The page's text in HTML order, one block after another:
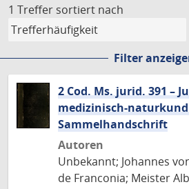
1 Treffer sortiert nach
Filter
2 Cod. Ms. jurid. 391 –
medizinisch-
Sammelhandschrift
Autoren
Unbekannt; Johannes
de Franconia; Meister